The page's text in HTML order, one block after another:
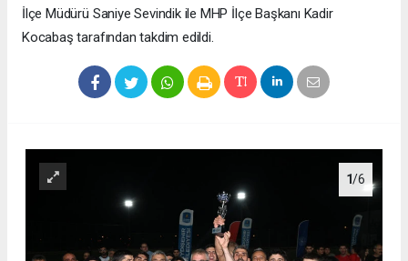
İlçe Müdürü Saniye Sevindik ile MHP İlçe Başkanı Kadir
Kocabaş tarafından takdim edildi.
1/6